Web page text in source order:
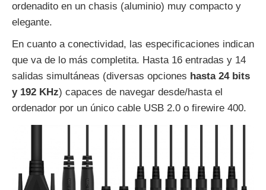
ordenadito en un chasis (aluminio) muy compacto y
elegante.
En cuanto a conectividad, las especificaciones indican
que va de lo más completita. Hasta 16 entradas y 14
salidas simultáneas (diversas opciones hasta 24 bits
y 192 KHz) capaces de navegar desde/hasta el
ordenador por un único cable USB 2.0 o firewire 400.